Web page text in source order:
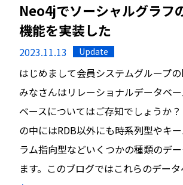
Neo4jでソーシャルグラフ
機能を実装した
2023.11.13 Update
はじめまして会員システムグループの
みなさんはリレーショナルデータベ
ベースについてはご存知でしょうか
の中にはRDB以外にも時系列型やキ
ラム指向型などいくつかの種類のデ
ます。このブログではこれらのデー